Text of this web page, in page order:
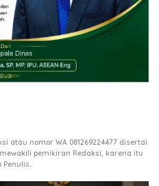
atau nomor WA 081269224477 disertai
pemikiran Redaksi, karena itu